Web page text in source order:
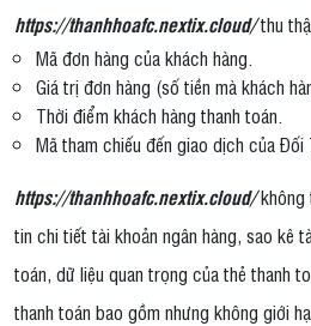
https://thanhhoafc.nextix.cloud/thu
Mã đơn hàng của khách hàng.
Giá trị đơn hàng (số tiền mà khách
Thời điểm khách hàng thanh toán.
Mã tham chiếu đến giao dịch của Đối
https://thanhhoafc.nextix.cloud/không
tin chi tiết tài khoản ngân hàng, sao kê
toán, dữ liệu quan trọng của thẻ thanh
thanh toán bao gồm nhưng không giới